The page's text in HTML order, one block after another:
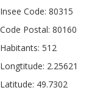
Insee Code: 80315
Code Postal: 80160
Habitants: 512
Longtitude: 2.25621
Latitude: 49.7302